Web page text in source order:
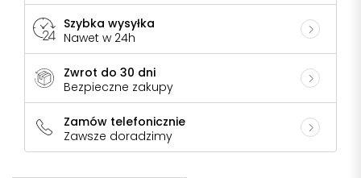
Szybka wysyłka
Nawet w 24h
Zwrot do 30 dni
Bezpieczne zakupy
Zamów telefonicznie
Zawsze doradzimy